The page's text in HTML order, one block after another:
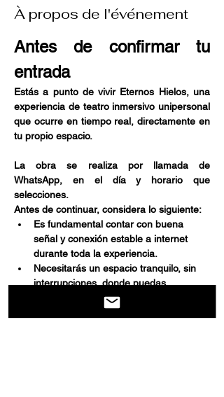
À propos de l'événement
Antes de confirmar tu
entrada
Estás a punto de vivir Eternos Hielos, una
experiencia de teatro inmersivo unipersonal
que ocurre en tiempo real, directamente en
tu propio espacio.
La obra se realiza por llamada de
WhatsApp, en el día y horario que
selecciones.
Antes de continuar, considera lo siguiente:
Es fundamental contar con buena
señal y conexión estable a internet
durante toda la experiencia.
Necesitarás un espacio tranquilo, sin
interrupciones, donde puedas
escuchar y participar activamente.